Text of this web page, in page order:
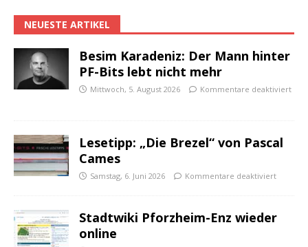
NEUESTE ARTIKEL
Besim Karadeniz: Der Mann hinter
PF-Bits lebt nicht mehr
Mittwoch, 5. August 2026 Kommentare deaktiviert
Lesetipp: „Die Brezel“ von Pascal
Cames
Samstag, 6. Juni 2026 Kommentare deaktiviert
Stadtwiki Pforzheim-Enz wieder
online